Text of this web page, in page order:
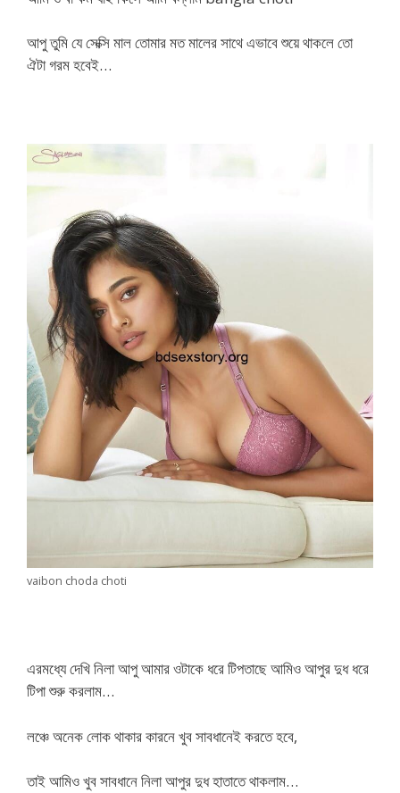
আপু তুমি যে সেক্সি মাল তোমার মত মালের সাথে এভাবে শুয়ে থাকলে তো
ঐটা গরম হবেই…
vaibon choda choti
এরমধ্যে দেখি নিলা আপু আমার ওটাকে ধরে টিপতাছে আমিও আপুর দুধ ধরে
টিপা শুরু করলাম…
লঞ্চে অনেক লোক থাকার কারনে খুব সাবধানেই করতে হবে,
তাই আমিও খুব সাবধানে নিলা আপুর দুধ হাতাতে থাকলাম…